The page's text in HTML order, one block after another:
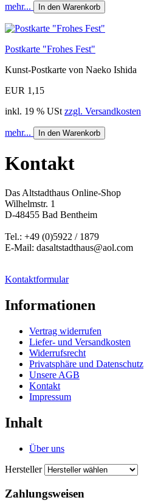
mehr... In den Warenkorb
Postkarte "Frohes Fest"
Kunst-Postkarte von Naeko Ishida
EUR 1,15
inkl. 19 % USt zzgl. Versandkosten
mehr... In den Warenkorb
Kontakt
Das Altstadthaus Online-Shop
Wilhelmstr. 1
D-48455 Bad Bentheim
Tel.: +49 (0)5922 / 1879
E-Mail: dasaltstadthaus@aol.com
Kontaktformular
Informationen
Vertrag widerrufen
Liefer- und Versandkosten
Widerrufsrecht
Privatsphäre und Datenschutz
Unsere AGB
Kontakt
Impressum
Inhalt
Über uns
Hersteller
Zahlungsweisen